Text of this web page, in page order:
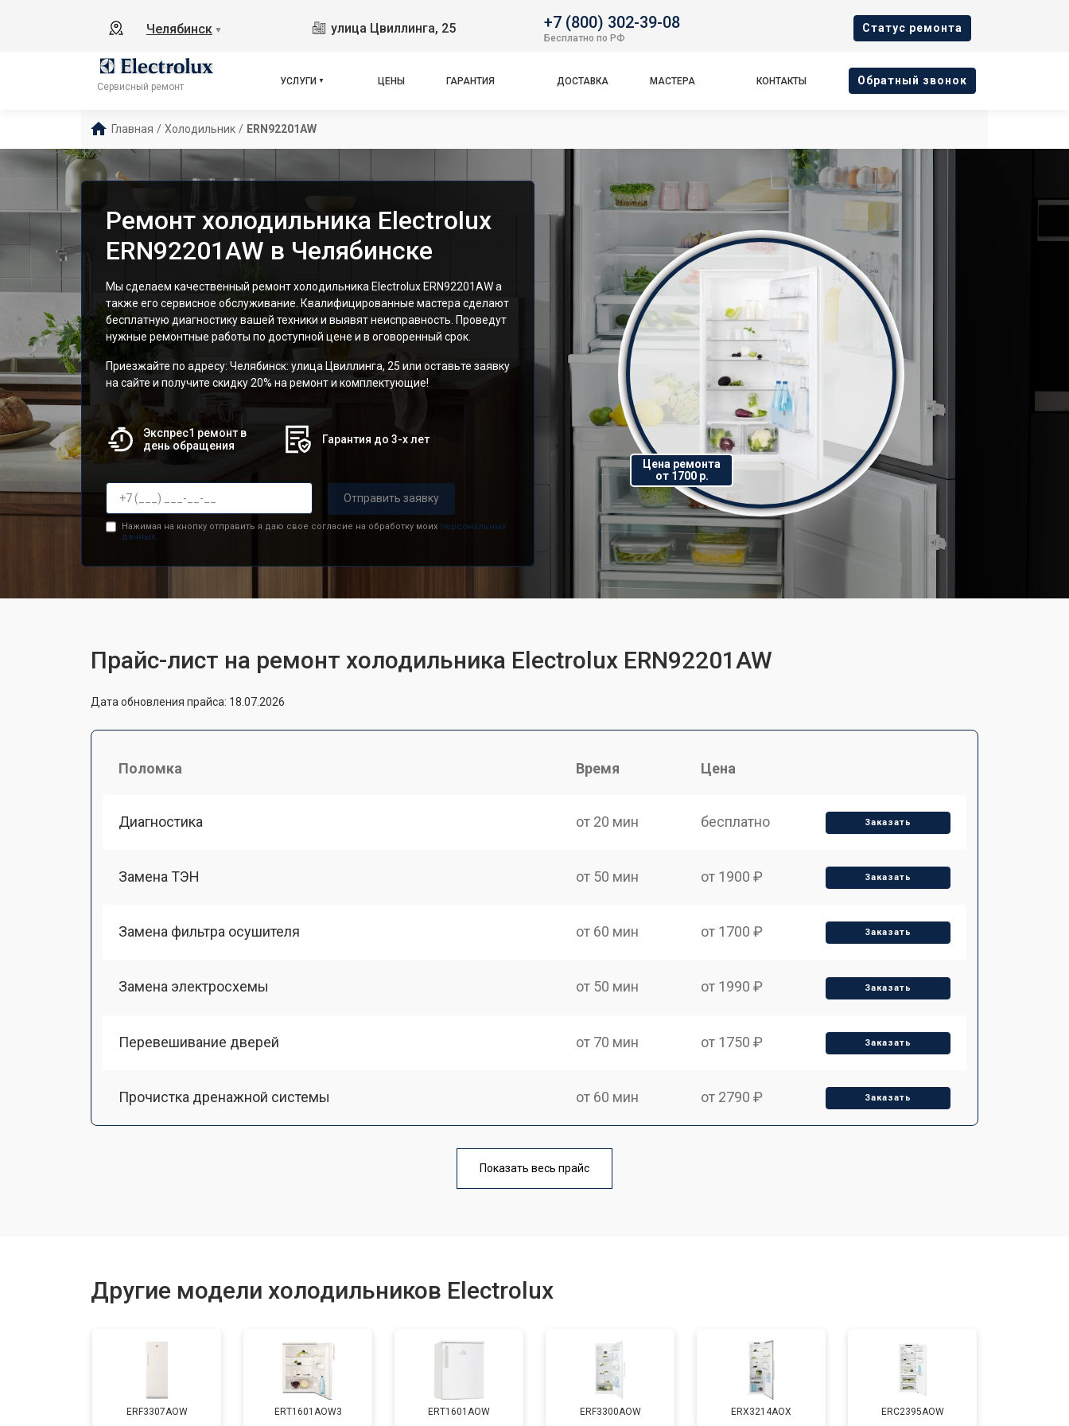
Челябинск ▼ улица Цвиллинга, 25 +7 (800) 302-39-08
Бесплатно по РФ
Cтатус ремонта
Сервисный ремонт
УСЛУГИ ЦЕНЫ ГАРАНТИЯ ДОСТАВКА МАСТЕРА КОНТАКТЫ Oбратный звонок
Главная / Холодильник / ERN92201AW
Ремонт холодильника Electrolux
ERN92201AW в Челябинске
Мы сделаем качественный ремонт холодильника Electrolux ERN92201AW а
также его сервисное обслуживание. Квалифицированные мастера сделают
бесплатную диагностику вашей техники и выявят неисправность. Проведут
нужные ремонтные работы по доступной цене и в оговоренный срок.
Приезжайте по адресу: Челябинск: улица Цвиллинга, 25 или оставьте заявку
на сайте и получите скидку 20% на ремонт и комплектующие!
Экспрес1 ремонт в
день обращения
Гарантия до 3-х лет
Отправить заявку
Нажимая на кнопку отправить я даю свое согласие на обработку моих персональных
данных.
Цена ремонта
от 1700 р.
Прайс-лист на ремонт холодильника Electrolux ERN92201AW
Дата обновления прайса: 18.07.2026
Поломка Время Цена
Диагностика от 20 мин бесплатно Заказать
Замена ТЭН от 50 мин от 1900 ₽ Заказать
Замена фильтра осушителя от 60 мин от 1700 ₽ Заказать
Замена электросхемы от 50 мин от 1990 ₽ Заказать
Перевешивание дверей от 70 мин от 1750 ₽ Заказать
Прочистка дренажной системы от 60 мин от 2790 ₽ Заказать
от 60 мин
от 70 мин от 1810 ₽ Заказать
Показать весь прайс
Другие модели холодильников Electrolux
ERF3307AOW ERT1601AOW3 ERT1601AOW ERF3300AOW ERX3214AOX ERC2395AOW